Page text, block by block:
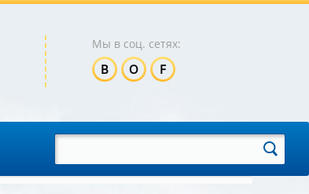
Мы в соц. сетях:
B O F